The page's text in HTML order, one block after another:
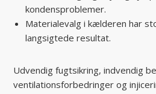
kondensproblemer.
Materialevalg i kælderen har
langsigtede resultat.
Udvendig fugtsikring, indvendig
ventilationsforbedringer og